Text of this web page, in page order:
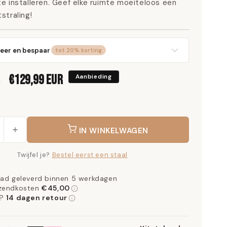
installeren. Geef elke ruimte moeiteloos een
en bespaar tot 20% korting
15% korting
Aanbiedingsprijs
€129,99 EUR Aanbieding
IN WINKELWAGEN
Twijfel je? Bestel eerst een staal
geleverd binnen 5 werkdagen
€45,00
14 dagen retour